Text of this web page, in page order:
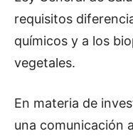
requisitos
químicos y a los
vegetales.
En materia de
una comunicación